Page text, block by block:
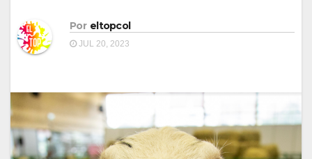
Por eltopcol
JUL 20, 2023